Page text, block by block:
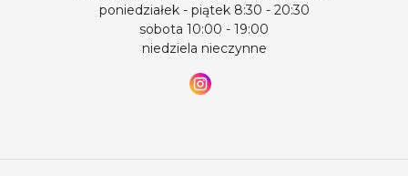
poniedziałek - piątek 8:30 - 20:30
sobota 10:00 - 19:00
niedziela nieczynne